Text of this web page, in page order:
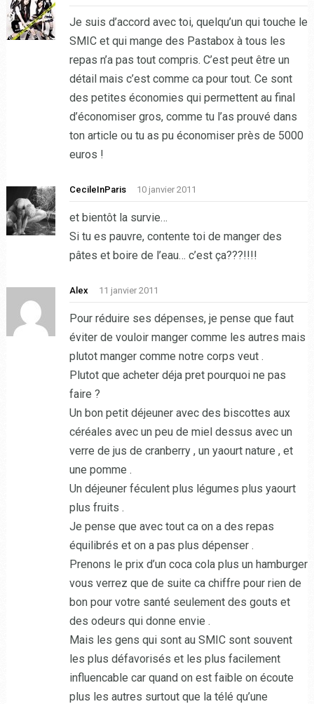
Je suis d’accord avec toi, quelqu’un qui touche le
SMIC et qui mange des Pastabox à tous les
repas n’a pas tout compris. C’est peut être un
détail mais c’est comme ca pour tout. Ce sont
des petites économies qui permettent au final
d’économiser gros, comme tu l’as prouvé dans
ton article ou tu as pu économiser près de 5000
euros !
CecileInParis 10 janvier 2011
et bientôt la survie…
Si tu es pauvre, contente toi de manger des
pâtes et boire de l’eau… c’est ça???!!!!
Alex 11 janvier 2011
Pour réduire ses dépenses, je pense que faut
éviter de vouloir manger comme les autres mais
plutot manger comme notre corps veut .
Plutot que acheter déja pret pourquoi ne pas
faire ?
Un bon petit déjeuner avec des biscottes aux
céréales avec un peu de miel dessus avec un
verre de jus de cranberry , un yaourt nature , et
une pomme .
Un déjeuner féculent plus légumes plus yaourt
plus fruits .
Je pense que avec tout ca on a des repas
équilibrés et on a pas plus dépenser .
Prenons le prix d’un coca cola plus un hamburger
vous verrez que de suite ca chiffre pour rien de
bon pour votre santé seulement des gouts et
des odeurs qui donne envie .
Mais les gens qui sont au SMIC sont souvent
les plus défavorisés et les plus facilement
influencable car quand on est faible on écoute
plus les autres surtout que la télé qu’une